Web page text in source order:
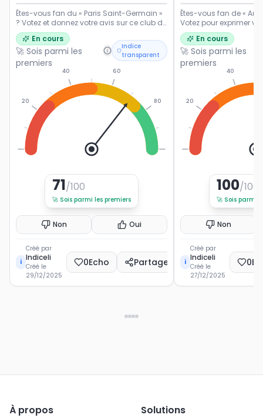
Êtes-vous fan du « Paris Saint-Germain »
? Votez et donnez votre avis sur ce club de
Ligue 1.
En cours
🚀 Sois parmi les
premiers
Indice
transparent
20
40 60
80
71/100
🚀 Sois parmi les premiers
Non Oui
i
Créé par
Indiceli
Créé le
29/12/2025
0Echo Partager
Êtes-vous fan de «
Votez pour exprimer
popularité du
français.En cours
🚀 Sois parmi les
premiers
20
40
100/100
🚀 Sois parmi
Non
i
Créé par
Indiceli
Créé le
27/12/2025
0
À propos Solutions